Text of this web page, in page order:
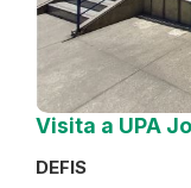
Visita a UPA
DEFIS